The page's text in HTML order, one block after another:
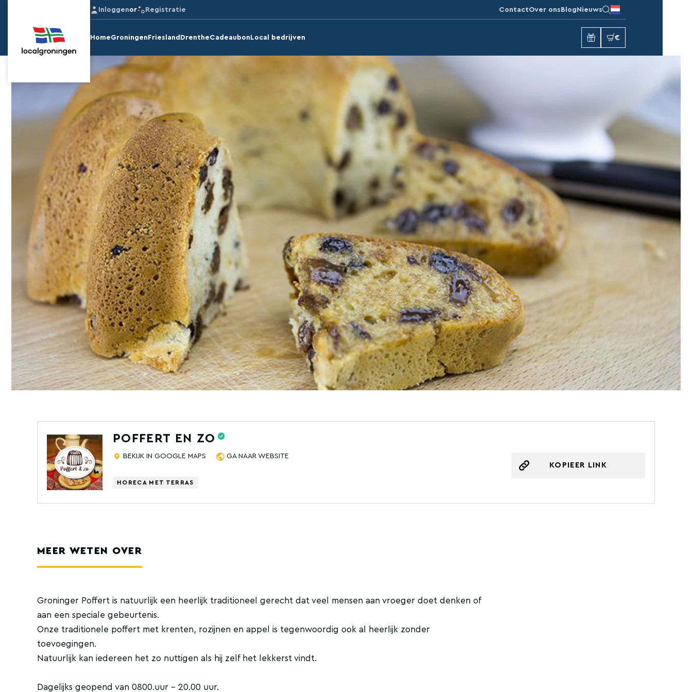
Inloggenor Registratie ContactOver ons Blog Nieuws
HomeGroningen Friesland DrentheCadeaubon Local bedrijven €
POFFERT EN ZO
BEKIJK IN GOOGLE MAPS GA NAAR WEBSITE
HORECA MET TERRAS
KOPIEER LINK
MEER WETEN OVER
Groninger Poffert is natuurlijk een heerlijk traditioneel gerecht dat veel mensen aan vroeger doet denken of
aan een speciale gebeurtenis.
Onze traditionele poffert met krenten, rozijnen en appel is tegenwoordig ook al heerlijk zonder
toevoegingen.
Natuurlijk kan iedereen het zo nuttigen als hij zelf het lekkerst vindt.
Dagelijks geopend van 0800.uur - 20.00 uur.